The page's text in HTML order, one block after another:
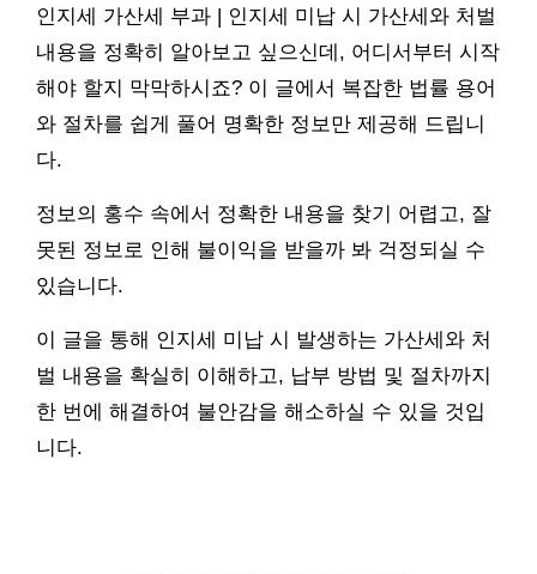
인지세 가산세 부과 | 인지세 미납 시 가산세와 처벌
내용을 정확히 알아보고 싶으신데, 어디서부터 시작
해야 할지 막막하시죠? 이 글에서 복잡한 법률 용어
와 절차를 쉽게 풀어 명확한 정보만 제공해 드립니
다.
정보의 홍수 속에서 정확한 내용을 찾기 어렵고, 잘
못된 정보로 인해 불이익을 받을까 봐 걱정되실 수
있습니다.
이 글을 통해 인지세 미납 시 발생하는 가산세와 처
벌 내용을 확실히 이해하고, 납부 방법 및 절차까지
한 번에 해결하여 불안감을 해소하실 수 있을 것입
니다.